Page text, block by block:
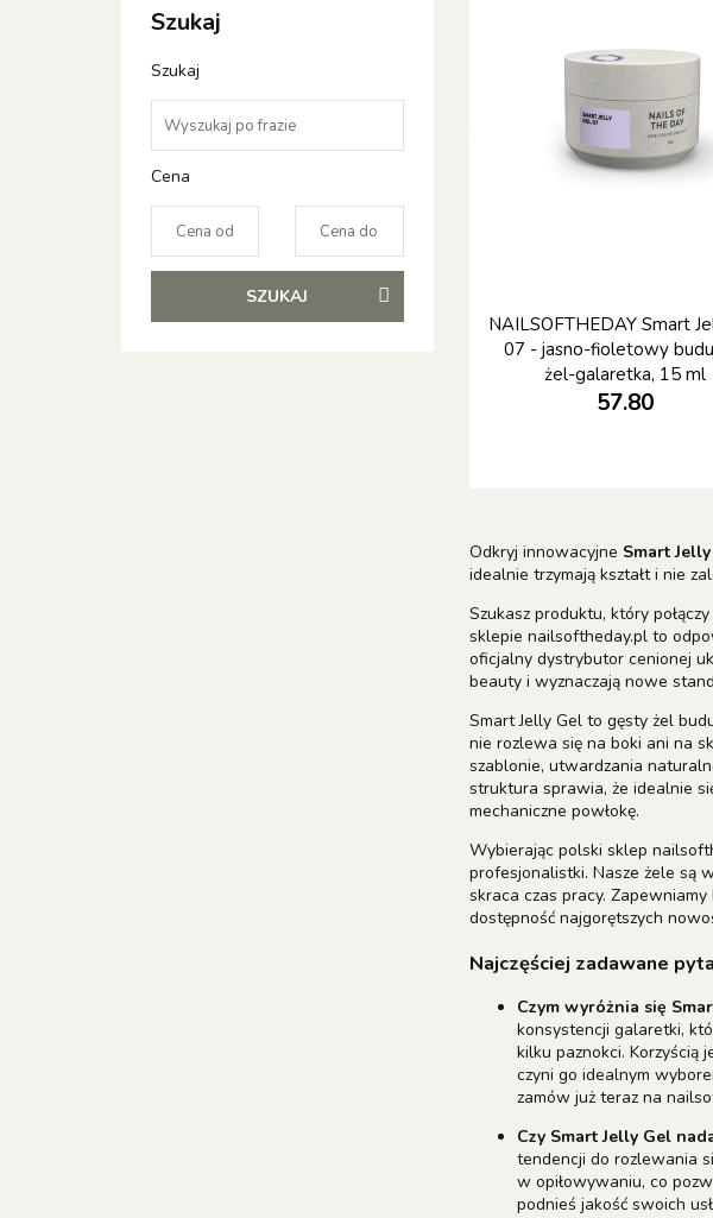
Szukaj
Szukaj
Cena
SZUKAJ
NAILSOFTHEDAY Smart
07 - jasno-fioletowy
żel-galaretka, 15 ml
57.80
Odkryj innowacyjne Smart
idealnie trzymają kształt i nie
Szukasz produktu, który
sklepie nailsoftheday.pl to
oficjalny dystrybutor cenionej
beauty i wyznaczają nowe
Smart Jelly Gel to gęsty żel
nie rozlewa się na boki ani na
szablonie, utwardzania
struktura sprawia, że idealnie
mechaniczne powłokę.
Wybierając polski sklep
profesjonalistki. Nasze żele są
skraca czas pracy.
dostępność najgorętszych
Najczęściej zadawane
Czym wyróżnia się
konsystencji galaretki,
kilku paznokci. Korzyścią
czyni go idealnym
zamów już teraz na
Czy Smart Jelly Gel
tendencji do rozlewania
w opiłowywaniu, co
podnieś jakość swoich